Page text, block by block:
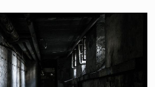
EXTRA
LIBRI PROCEEDINGS PUBBLICITÀ
SOCIAL MEDIA